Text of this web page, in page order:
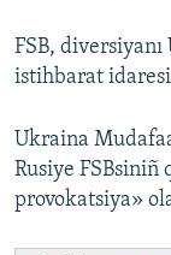
FSB,
istihbarat
Ukraina
Rusiye FSBsiniñ
provokatsiya»